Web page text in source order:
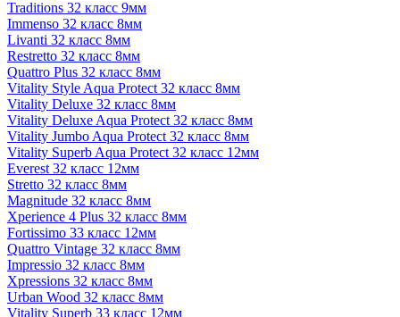
Traditions 32 класс 9мм
Immenso 32 класс 8мм
Livanti 32 класс 8мм
Restretto 32 класс 8мм
Quattro Plus 32 класс 8мм
Vitality Style Aqua Protect 32 класс 8мм
Vitality Deluxe 32 класс 8мм
Vitality Deluxe Aqua Protect 32 класс 8мм
Vitality Jumbo Aqua Protect 32 класс 8мм
Vitality Superb Aqua Protect 32 класс 12мм
Everest 32 класс 12мм
Stretto 32 класс 8мм
Magnitude 32 класс 8мм
Xperience 4 Plus 32 класс 8мм
Fortissimo 33 класс 12мм
Quattro Vintage 32 класс 8мм
Impressio 32 класс 8мм
Xpressions 32 класс 8мм
Urban Wood 32 класс 8мм
Vitality Superb 33 класс 12мм